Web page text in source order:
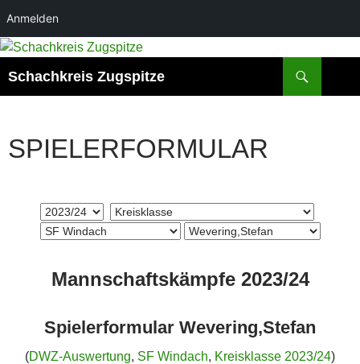
Anmelden
Zum
springen
Schachkreis Zugspitze
SPIELERFORMULAR
Mannschaftskämpfe 2023/24
Spielerformular Wevering,Stefan
(DWZ-Auswertung, SF Windach, Kreisklasse 2023/24)